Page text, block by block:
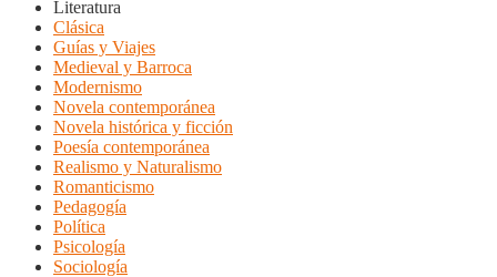
Literatura
Clásica
Guías y Viajes
Medieval y Barroca
Modernismo
Novela contemporánea
Novela histórica y ficción
Poesía contemporánea
Realismo y Naturalismo
Romanticismo
Pedagogía
Política
Psicología
Sociología